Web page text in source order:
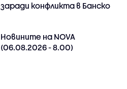
заради конфликта в Банско
Новините на NOVA
(06.08.2026 - 8.00)